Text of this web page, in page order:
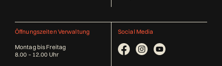
Öffnungszeiten Verwaltung
Montag bis Freitag
8.00 – 12.00 Uhr
Social Media